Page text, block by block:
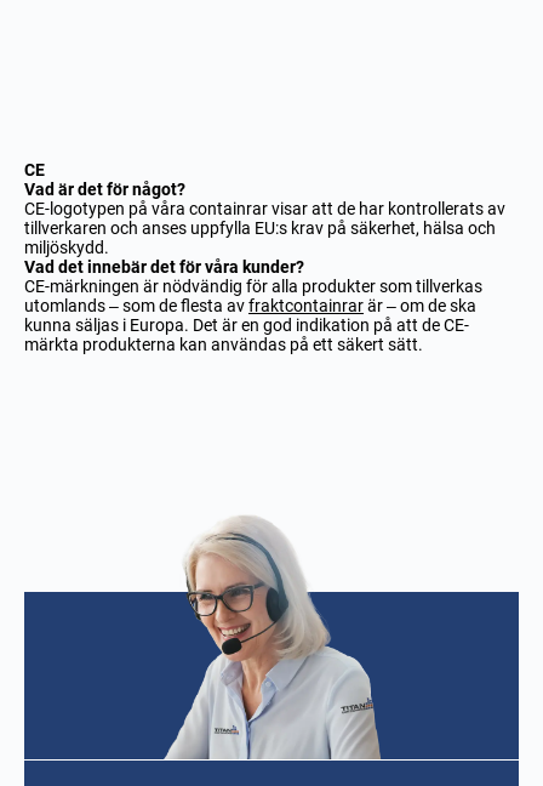
CE
Vad är det för något?
CE-logotypen på våra containrar visar att de har kontrollerats av
tillverkaren och anses uppfylla EU:s krav på säkerhet, hälsa och
miljöskydd.
Vad det innebär det för våra kunder?
CE-märkningen är nödvändig för alla produkter som tillverkas
utomlands – som de flesta avfraktcontainrarär – om de ska
kunna säljas i Europa. Det är en god indikation på att de CE-
märkta produkterna kan användas på ett säkert sätt.